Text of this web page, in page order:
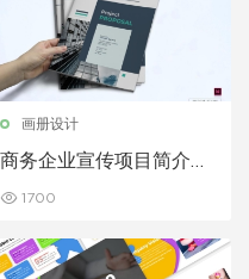
画册设计
商务企业宣传项目简介手
1700